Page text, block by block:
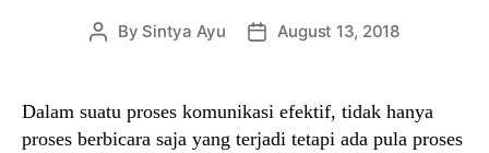
Post
By Sintya Ayu
PostAugust 13, 2018
Dalam suatu proses komunikasi efektif, tidak hanya
proses berbicara saja yang terjadi tetapi ada pula proses